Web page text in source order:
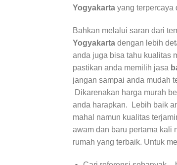
Yogyakarta yang terpercaya
Bahkan melalui saran dari
Yogyakarta dengan lebih
anda juga bisa tahu kualitas
pastikan anda memilih jasa
jangan sampai anda mudah
Dikarenakan harga murah
anda harapkan. Lebih baik
mahal namun kualitas
awam dan baru pertama kali
rumah yang terbaik. Untuk